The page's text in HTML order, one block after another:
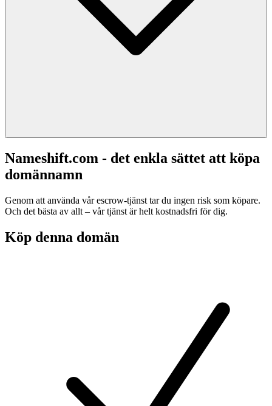
Nameshift.com - det enkla sättet att köpa
domännamn
Genom att använda vår escrow-tjänst tar du ingen risk som köpare.
Och det bästa av allt – vår tjänst är helt kostnadsfri för dig.
Köp denna domän